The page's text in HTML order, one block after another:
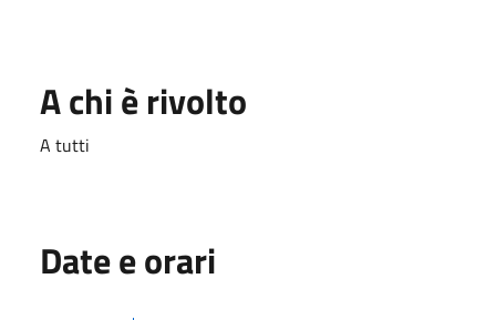
A chi è rivolto
A tutti
Date e orari